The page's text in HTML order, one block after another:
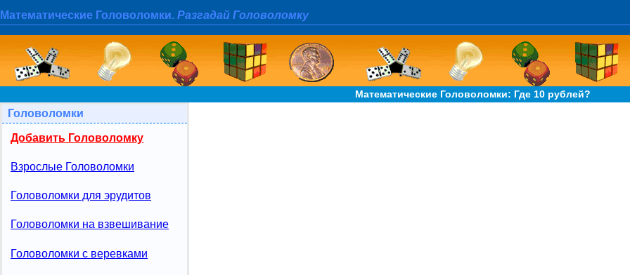
Математические Головоломки. Разгадай Головоломку
Математические Головоломки: Где 10 рублей?
Головоломки
Добавить Головоломку
Взрослые Головоломки
Головоломки для эрудитов
Головоломки на взвешивание
Головоломки с веревками